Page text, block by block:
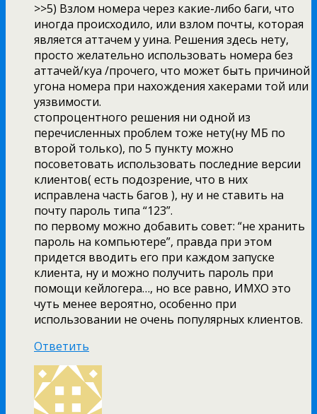
>>5) Взлом номера через какие-либо баги, что
иногда происходило, или взлом почты, которая
является аттачем у уина. Решения здесь нету,
просто желательно использовать номера без
аттачей/куа /прочего, что может быть причиной
угона номера при нахождения хакерами той или
уязвимости.
стопроцентного решения ни одной из
перечисленных проблем тоже нету(ну МБ по
второй только), по 5 пункту можно
посоветовать использовать последние версии
клиентов( есть подозрение, что в них
исправлена часть багов ), ну и не ставить на
почту пароль типа “123”.
по первому можно добавить совет: “не хранить
пароль на компьютере”, правда при этом
придется вводить его при каждом запуске
клиента, ну и можно получить пароль при
помощи кейлогера…, но все равно, ИМХО это
чуть менее вероятно, особенно при
использовании не очень популярных клиентов.
Ответить